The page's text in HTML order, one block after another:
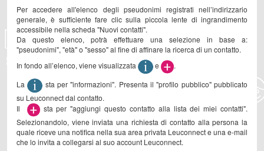
Per accedere all'elenco degli pseudonimi registrati nell’indirizzario
generale, è sufficiente fare clic sulla piccola lente di ingrandimento
accessibile nella scheda "Nuovi contatti".
Da questo elenco, potrà effettuare una selezione in base a:
"pseudonimi", "età" o "sesso" al fine di affinare la ricerca di un contatto.
In fondo all’elenco, viene visualizzata
e
.
La
sta per "informazioni". Presenta il "profilo pubblico" pubblicato
su Leuconnect dal contatto.
Il
sta per "aggiungi questo contatto alla lista dei miei contatti".
Selezionandolo, viene inviata una richiesta di contatto alla persona la
quale riceve una notifica nella sua area privata Leuconnect e una e-mail
che lo invita a collegarsi al suo account Leuconnect.